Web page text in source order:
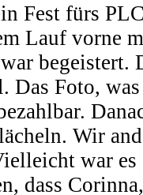
Fest fürs
Lauf vorne
begeistert.
Das Foto,
Wir
war es
dass